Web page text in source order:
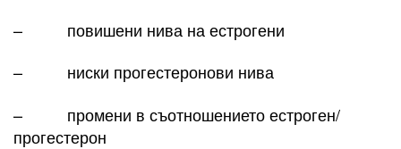
– повишени нива на естрогени
– ниски прогестеронови нива
– промени в съотношението естроген/
прогестерон